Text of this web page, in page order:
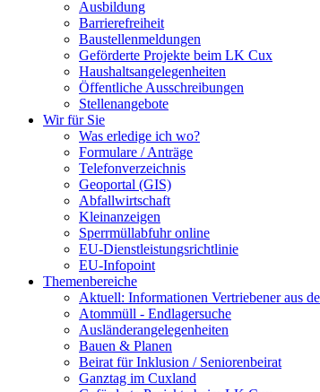
Ausbildung
Barrierefreiheit
Baustellenmeldungen
Geförderte Projekte beim LK Cux
Haushaltsangelegenheiten
Öffentliche Ausschreibungen
Stellenangebote
Wir für Sie
Was erledige ich wo?
Formulare / Anträge
Telefonverzeichnis
Geoportal (GIS)
Abfallwirtschaft
Kleinanzeigen
Sperrmüllabfuhr online
EU-Dienstleistungsrichtlinie
EU-Infopoint
Themenbereiche
Aktuell: Informationen Vertriebener aus
Atommüll - Endlagersuche
Ausländerangelegenheiten
Bauen & Planen
Beirat für Inklusion / Seniorenbeirat
Ganztag im Cuxland